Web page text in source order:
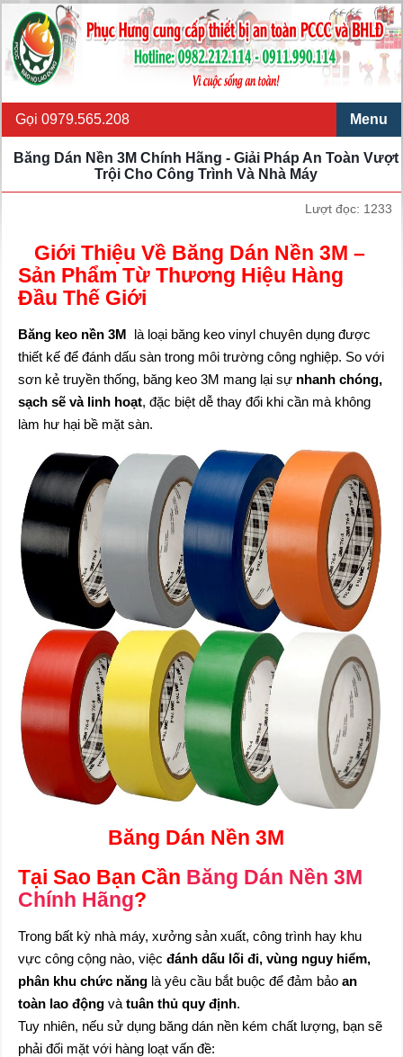
Gọi 0979.565.208 Menu
Băng Dán Nền 3M Chính Hãng - Giải Pháp An Toàn Vượt
Trội Cho Công Trình Và Nhà Máy
Lượt đọc: 1233
Giới Thiệu Về Băng Dán Nền 3M –
Sản Phẩm Từ Thương Hiệu Hàng
Đầu Thế Giới
Băng keo nền 3M là loại băng keo vinyl chuyên dụng được
thiết kế để đánh dấu sàn trong môi trường công nghiệp. So với
sơn kẻ truyền thống, băng keo 3M mang lại sự nhanh chóng,
sạch sẽ và linh hoạt, đặc biệt dễ thay đổi khi cần mà không
làm hư hại bề mặt sàn.
Băng Dán Nền 3M
Tại Sao Bạn Cần Băng Dán Nền 3M
Chính Hãng?
Trong bất kỳ nhà máy, xưởng sản xuất, công trình hay khu
vực công cộng nào, việcđánh dấu lối đi, vùng nguy hiểm,
phân khu chức năng là yêu cầu bắt buộc để đảm bảoan
toàn lao động vàtuân thủ quy định.
Tuy nhiên, nếu sử dụng băng dán nền kém chất lượng, bạn sẽ
phải đối mặt với hàng loạt vấn đề: